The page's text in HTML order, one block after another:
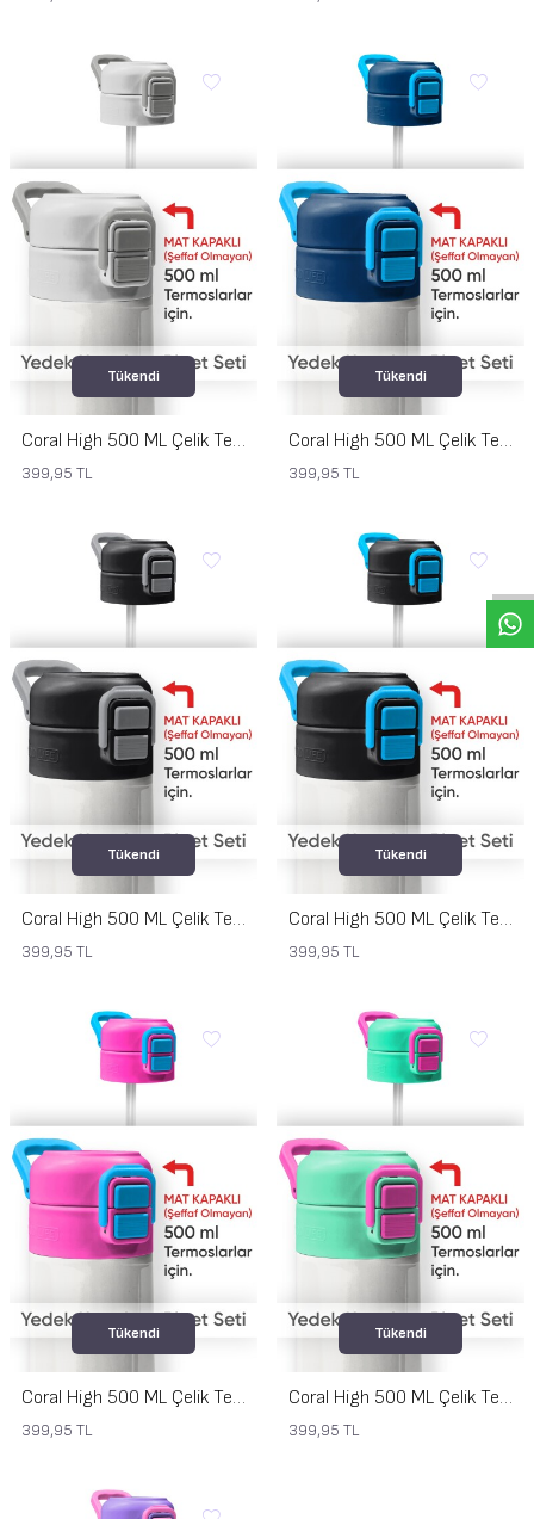
Tükendi
Coral High 500 ML Çelik Termos Mat Kapak için Gri Yedek Kapak ve Pipet Kiti 1907-K
399,95 TL
Tükendi
Coral High 500 ML Çelik Termos Mat Kapak için Lacivert Mavi Yedek Kapak ve Pipet Kiti 1906-K
399,95 TL
Tükendi
Coral High 500 ML Çelik Termos Mat Kapak için Siyah Gri Yedek Kapak ve Pipet Kiti 1905-K
399,95 TL
Tükendi
Coral High 500 ML Çelik Termos Mat Kapak için Siyah Mavi Yedek Kapak ve Pipet Kiti 1904-K
399,95 TL
Tükendi
Coral High 500 ML Çelik Termos Mat Kapak için Pembe Mavi Yedek Kapak ve Pipet Kiti 1903-K
399,95 TL
Tükendi
Coral High 500 ML Çelik Termos Mat Kapak için Yeşil Pembe Yedek Kapak ve Pipet Kiti 1902-K
399,95 TL